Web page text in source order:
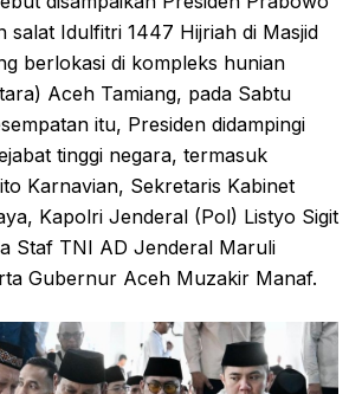
salat Idulfitri 1447 Hijriah di Masjid
berlokasi di kompleks hunian
Aceh Tamiang, pada Sabtu
itu, Presiden didampingi
tinggi negara, termasuk
Karnavian, Sekretaris Kabinet
Kapolri Jenderal (Pol) Listyo Sigit
Staf TNI AD Jenderal Maruli
Gubernur Aceh Muzakir Manaf.